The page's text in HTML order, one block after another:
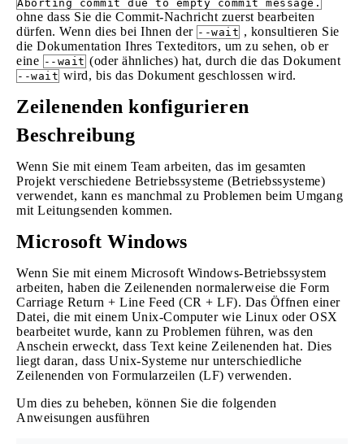
Aborting commit due to empty commit message.
ohne dass Sie die Commit-Nachricht zuerst bearbeiten
dürfen. Wenn dies bei Ihnen der --wait , konsultieren Sie
die Dokumentation Ihres Texteditors, um zu sehen, ob er
eine --wait (oder ähnliches) hat, durch die das Dokument
--wait wird, bis das Dokument geschlossen wird.
Zeilenenden konfigurieren
Beschreibung
Wenn Sie mit einem Team arbeiten, das im gesamten
Projekt verschiedene Betriebssysteme (Betriebssysteme)
verwendet, kann es manchmal zu Problemen beim Umgang
mit Leitungsenden kommen.
Microsoft Windows
Wenn Sie mit einem Microsoft Windows-Betriebssystem
arbeiten, haben die Zeilenenden normalerweise die Form
Carriage Return + Line Feed (CR + LF). Das Öffnen einer
Datei, die mit einem Unix-Computer wie Linux oder OSX
bearbeitet wurde, kann zu Problemen führen, was den
Anschein erweckt, dass Text keine Zeilenenden hat. Dies
liegt daran, dass Unix-Systeme nur unterschiedliche
Zeilenenden von Formularzeilen (LF) verwenden.
Um dies zu beheben, können Sie die folgenden
Anweisungen ausführen